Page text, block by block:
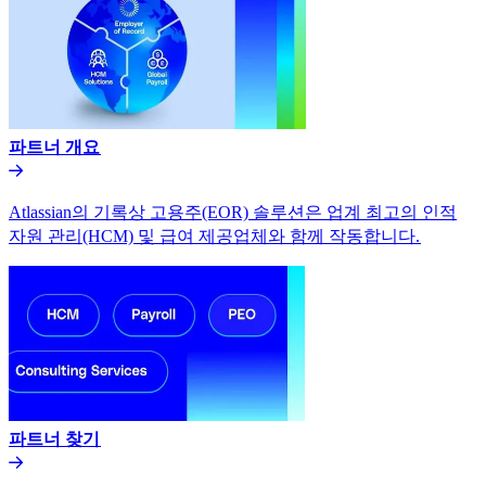
파트너 개요​​
Atlassian의 기록상 고용주(EOR) 솔루션은 업계 최고의 인적
자원 관리(HCM) 및 급여 제공업체와 함께 작동합니다.​​
파트너 찾기​​